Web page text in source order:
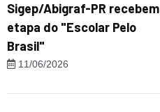
Sigep/Abigraf-PR recebem
etapa do "Escolar Pelo
Brasil"
11/06/2026